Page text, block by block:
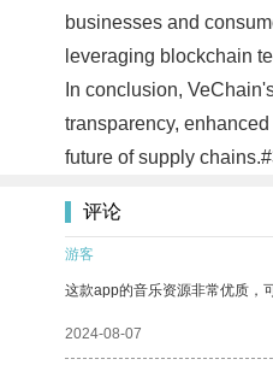
businesses and
leveraging blockchain
In conclusion,
transparency,
future of supply
评论
游客
这款app的音乐资源非常优质，
2024-08-07